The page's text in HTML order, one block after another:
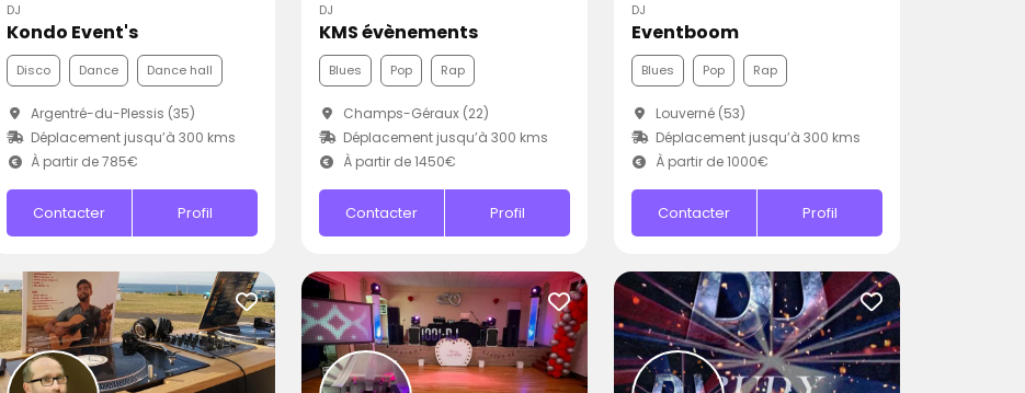
DJ
Kondo Event's
Disco Dance Dance hall
Argentré-du-Plessis (35)
Déplacement jusqu’à 300 kms
À partir de 785€
Contacter Profil
DJ
KMS évènements
Blues Pop Rap
Champs-Géraux (22)
Déplacement jusqu’à 300 kms
À partir de 1450€
Contacter Profil
DJ
Eventboom
Blues Pop Rap
Louverné (53)
Déplacement jusqu’à 300 kms
À partir de 1000€
Contacter Profil